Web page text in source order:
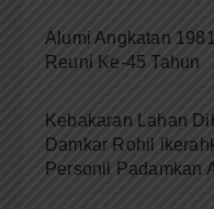
Alumi Angkatan
Reuni Ke-45 Tahun
Kebakaran Lahan
Damkar Rohil
Personil Padamkan